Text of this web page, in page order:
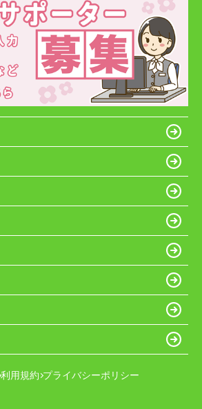
利用規約 プライバシーポリシー